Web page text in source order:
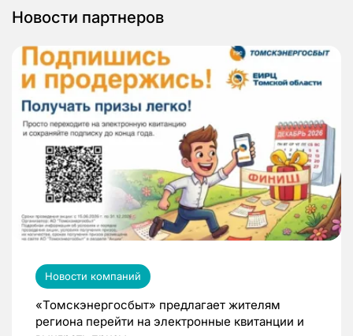
Новости партнеров
Новости компаний
«Томскэнергосбыт» предлагает жителям
региона перейти на электронные квитанции и